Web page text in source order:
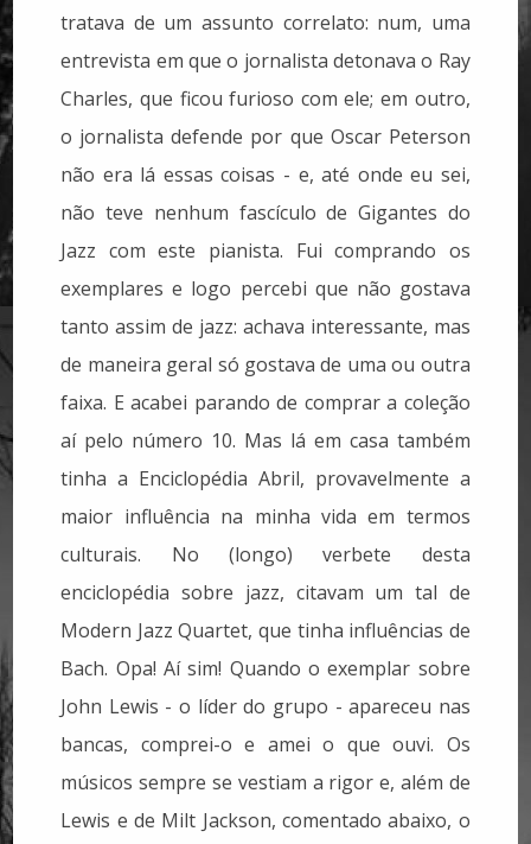
tratava de um assunto correlato: num, uma
entrevista em que o jornalista detonava o Ray
Charles, que ficou furioso com ele; em outro,
o jornalista defende por que Oscar Peterson
não era lá essas coisas - e, até onde eu sei,
não teve nenhum fascículo de Gigantes do
Jazz com este pianista. Fui comprando os
exemplares e logo percebi que não gostava
tanto assim de jazz: achava interessante, mas
de maneira geral só gostava de uma ou outra
faixa. E acabei parando de comprar a coleção
aí pelo número 10. Mas lá em casa também
tinha a Enciclopédia Abril, provavelmente a
maior influência na minha vida em termos
culturais. No (longo) verbete desta
enciclopédia sobre jazz, citavam um tal de
Modern Jazz Quartet, que tinha influências de
Bach. Opa! Aí sim! Quando o exemplar sobre
John Lewis - o líder do grupo - apareceu nas
bancas, comprei-o e amei o que ouvi. Os
músicos sempre se vestiam a rigor e, além de
Lewis e de Milt Jackson, comentado abaixo, o